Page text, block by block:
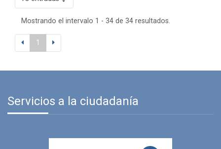
Mostrando el intervalo 1 - 34 de 34 resultados.
1
Servicios a la ciudadanía